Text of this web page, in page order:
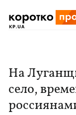
На
село,